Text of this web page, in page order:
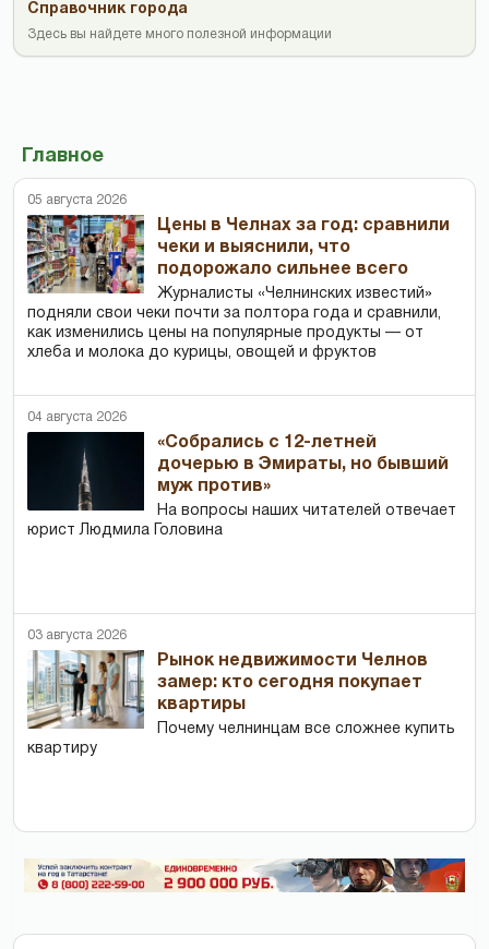
Справочник города
Здесь вы найдете много полезной информации
Главное
05 августа 2026
Цены в Челнах за год: сравнили
чеки и выяснили, что
подорожало сильнее всего
Журналисты «Челнинских известий»
подняли свои чеки почти за полтора года и сравнили,
как изменились цены на популярные продукты — от
хлеба и молока до курицы, овощей и фруктов
04 августа 2026
«Собрались с 12-летней
дочерью в Эмираты, но бывший
муж против»
На вопросы наших читателей отвечает
юрист Людмила Головина
03 августа 2026
Рынок недвижимости Челнов
замер: кто сегодня покупает
квартиры
Почему челнинцам все сложнее купить
квартиру